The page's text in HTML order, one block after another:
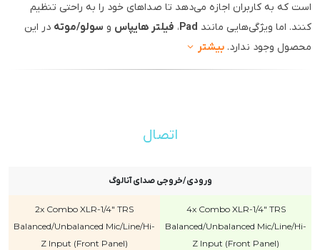
است که به کاربران اجازه می‌دهد تا صداهای خود را به راحتی تنظیم
کنند. اما ویژگی‌هایی مانند Pad، فیلتر هایپاس و سولو/موته در این
محصول وجود ندارد. بیشتر
اتصال
ورودی/خروجی صدای آنالوگ
4x Combo XLR-1/4" TRS
Balanced/Unbalanced Mic/Line/Hi-
Z Input (Front Panel)
2x Combo XLR-1/4" TRS
Balanced/Unbalanced Mic/Line/Hi-
Z Input (Front Panel)